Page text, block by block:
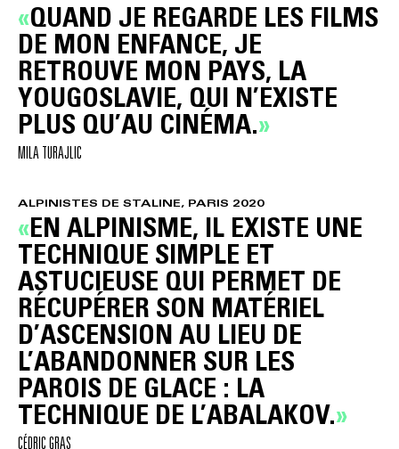
QUAND JE REGARDE LES FILMS
DE MON ENFANCE, JE
RETROUVE MON PAYS, LA
YOUGOSLAVIE, QUI N’EXISTE
PLUS QU’AU CINÉMA.
MILA TURAJLIC
ALPINISTES DE STALINE, PARIS 2020
EN ALPINISME, IL EXISTE UNE
TECHNIQUE SIMPLE ET
ASTUCIEUSE QUI PERMET DE
RÉCUPÉRER SON MATÉRIEL
D’ASCENSION AU LIEU DE
L’ABANDONNER SUR LES
PAROIS DE GLACE : LA
TECHNIQUE DE L’ABALAKOV.
CÉDRIC GRAS